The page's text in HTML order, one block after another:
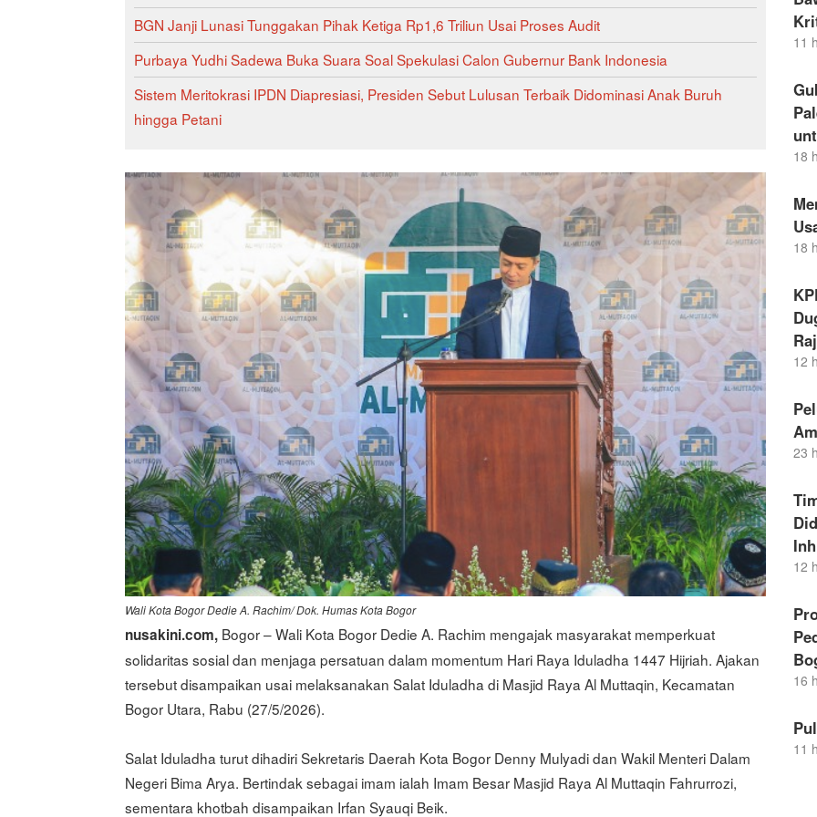
BGN Janji Lunasi Tunggakan Pihak Ketiga Rp1,6 Triliun Usai Proses Audit
Purbaya Yudhi Sadewa Buka Suara Soal Spekulasi Calon Gubernur Bank Indonesia
Sistem Meritokrasi IPDN Diapresiasi, Presiden Sebut Lulusan Terbaik Didominasi Anak Buruh
hingga Petani
Wali Kota Bogor Dedie A. Rachim/ Dok. Humas Kota Bogor
nusakini.com, Bogor – Wali Kota Bogor Dedie A. Rachim mengajak masyarakat memperkuat
solidaritas sosial dan menjaga persatuan dalam momentum Hari Raya Iduladha 1447 Hijriah. Ajakan
tersebut disampaikan usai melaksanakan Salat Iduladha di Masjid Raya Al Muttaqin, Kecamatan
Bogor Utara, Rabu (27/5/2026).
Salat Iduladha turut dihadiri Sekretaris Daerah Kota Bogor Denny Mulyadi dan Wakil Menteri Dalam
Negeri Bima Arya. Bertindak sebagai imam ialah Imam Besar Masjid Raya Al Muttaqin Fahrurrozi,
sementara khotbah disampaikan Irfan Syauqi Beik.
11
18
18
12
23
12
16
11